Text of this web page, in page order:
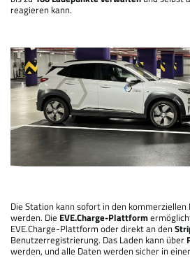
reagieren kann.
Die Station kann sofort in den
werden. Die EVE.Charge-Plattform
EVE.Charge-Plattform oder direkt an den
Benutzerregistrierung. Das Laden kann über
werden, und alle Daten werden sicher in